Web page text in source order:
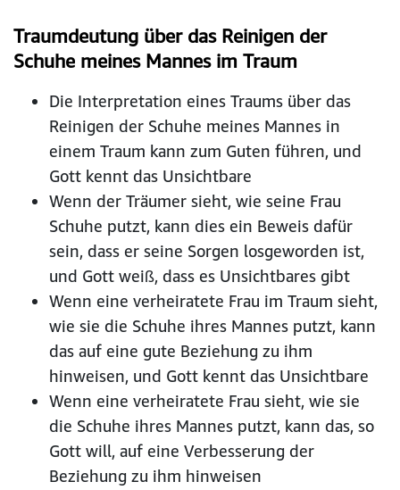
Traumdeutung über das Reinigen der
Schuhe meines Mannes im Traum
Die Interpretation eines Traums über das
Reinigen der Schuhe meines Mannes in
einem Traum kann zum Guten führen, und
Gott kennt das Unsichtbare
Wenn der Träumer sieht, wie seine Frau
Schuhe putzt, kann dies ein Beweis dafür
sein, dass er seine Sorgen losgeworden ist,
und Gott weiß, dass es Unsichtbares gibt
Wenn eine verheiratete Frau im Traum sieht,
wie sie die Schuhe ihres Mannes putzt, kann
das auf eine gute Beziehung zu ihm
hinweisen, und Gott kennt das Unsichtbare
Wenn eine verheiratete Frau sieht, wie sie
die Schuhe ihres Mannes putzt, kann das, so
Gott will, auf eine Verbesserung der
Beziehung zu ihm hinweisen